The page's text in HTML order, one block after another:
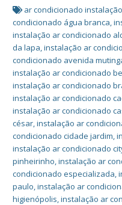
ar condicionado instalação
condicionado água branca,
instalação ar condicionado
da lapa,instalação ar
condicionado avenida
instalação ar condicionado
instalação ar condicionado
instalação ar condicionado
instalação ar condicionado
césar,instalação ar
condicionado cidade jardim,
instalação ar condicionado
pinheirinho,instalação ar
condicionado especializada,
paulo,instalação ar
higienópolis,instalação ar